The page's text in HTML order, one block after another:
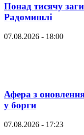
Понад тисячу
Радомишлі
07.08.2026 - 18:00
Афера з
у борги
07.08.2026 - 17:23